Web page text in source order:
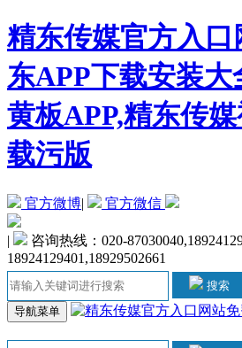
精东传媒官方入口
东APP下载安装大
黄板APP,精东传
载污版
官方微博| 官方微信
|
咨询热线：020-
18924129401,18929502661
搜索
导航菜单